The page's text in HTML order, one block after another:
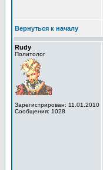
Вернуться к началу
Rudy
Политолог
Зарегистрирован: 11.01.2010
Сообщения: 1028